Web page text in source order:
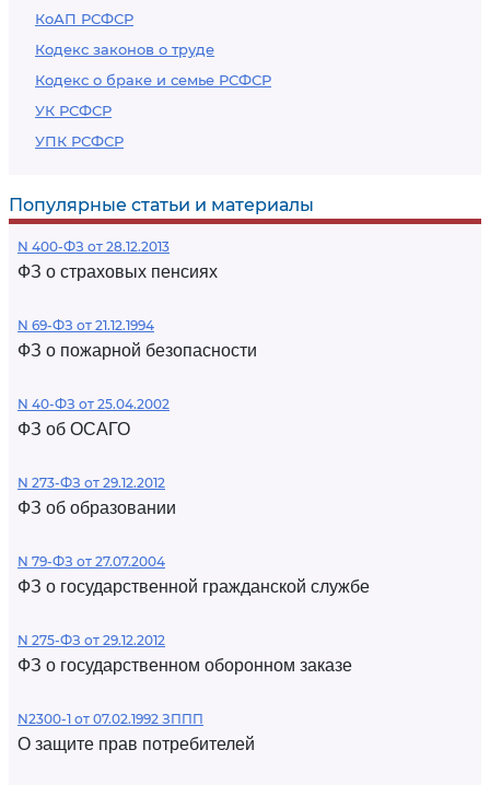
КоАП РСФСР
Кодекс законов о труде
Кодекс о браке и семье РСФСР
УК РСФСР
УПК РСФСР
Популярные статьи и материалы
N 400-ФЗ от 28.12.2013
ФЗ о страховых пенсиях
N 69-ФЗ от 21.12.1994
ФЗ о пожарной безопасности
N 40-ФЗ от 25.04.2002
ФЗ об ОСАГО
N 273-ФЗ от 29.12.2012
ФЗ об образовании
N 79-ФЗ от 27.07.2004
ФЗ о государственной гражданской службе
N 275-ФЗ от 29.12.2012
ФЗ о государственном оборонном заказе
N2300-1 от 07.02.1992 ЗППП
О защите прав потребителей